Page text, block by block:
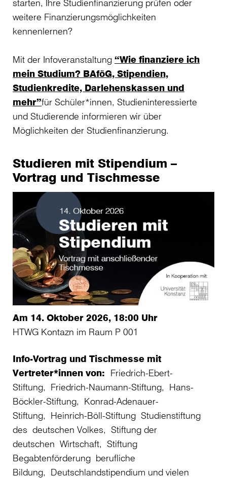
starten, Ihre Studienfinanzierung prüfen oder
weitere Finanzierungsmöglichkeiten
kennenlernen?
Mit der Infoveranstaltung “Wie finanziere ich
mein Studium? BAföG, Stipendien,
Studienkredite, Darlehenskassen und
mehr”für Schüler*innen, Studieninteressierte
und Studierende informieren wir über
Möglichkeiten der Studienfinanzierung.
Studieren mit Stipendium –
Vortrag und Tischmesse
Am 14. Oktober 2026, 18:00 Uhr
HTWG Kontazn im Raum P 001
Info-Vortrag und Tischmesse mit
Vertreter*innen von: Friedrich-Ebert-
Stiftung, Friedrich-Naumann-Stiftung, Hans-
Böckler-Stiftung, Konrad-Adenauer-
Stiftung, Heinrich-Böll-Stiftung Studienstiftung
des deutschen Volkes, Stiftung der
deutschen Wirtschaft, Stiftung
Begabtenförderung berufliche
Bildung, Deutschlandstipendium und vielen